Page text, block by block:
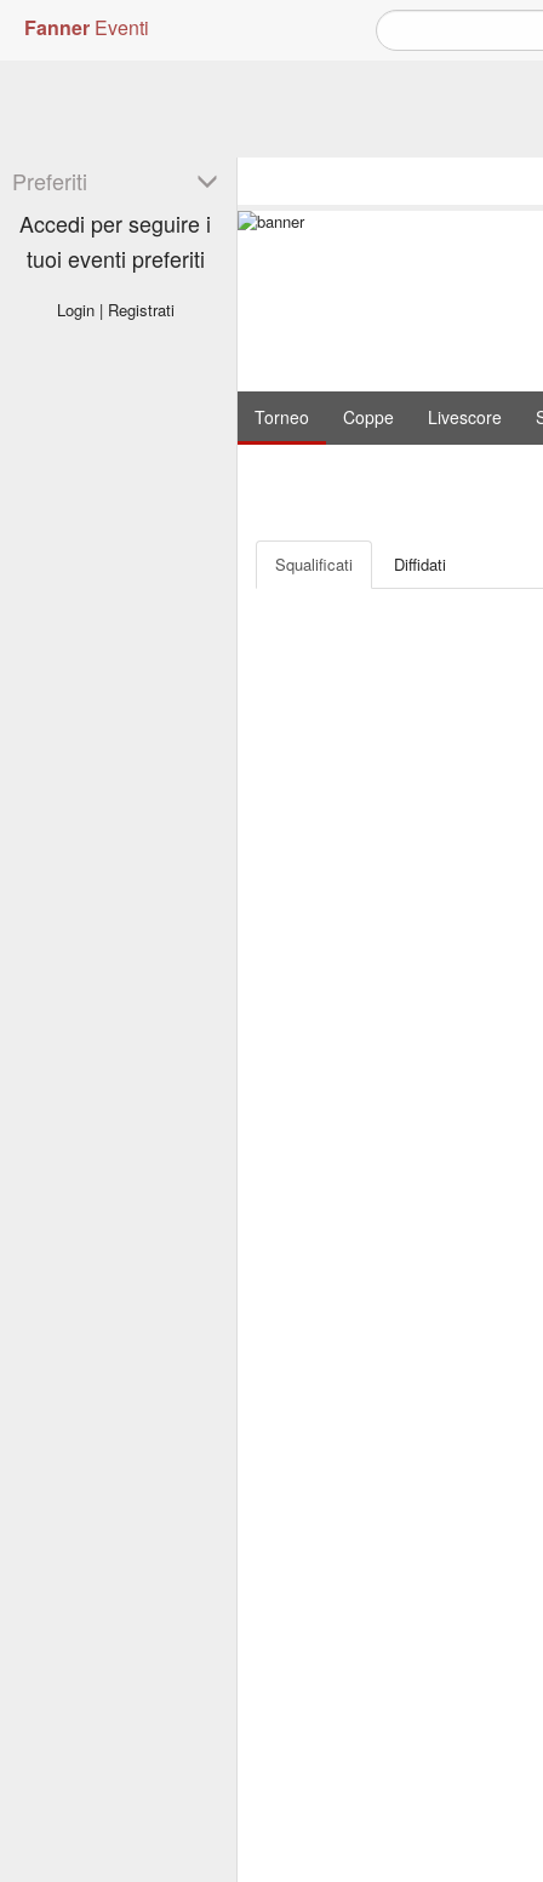
Fanner Eventi
Torneo Coppe Livescore
Squalificati Diffidati
Preferiti
Accedi per seguire i
tuoi eventi preferiti
Login| Registrati